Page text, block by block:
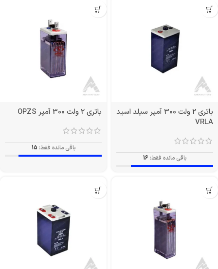
باتری 2 ولت 300 آمپر سیلد اسید
VRLA
باقی مانده فقط: 16
باتری 2 ولت 300 آمپر OPZS
باقی مانده فقط: 15